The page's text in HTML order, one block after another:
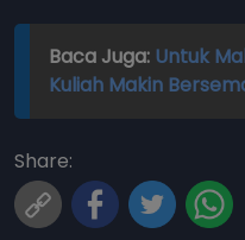
Baca Juga: Untuk
Kuliah Makin
Share: